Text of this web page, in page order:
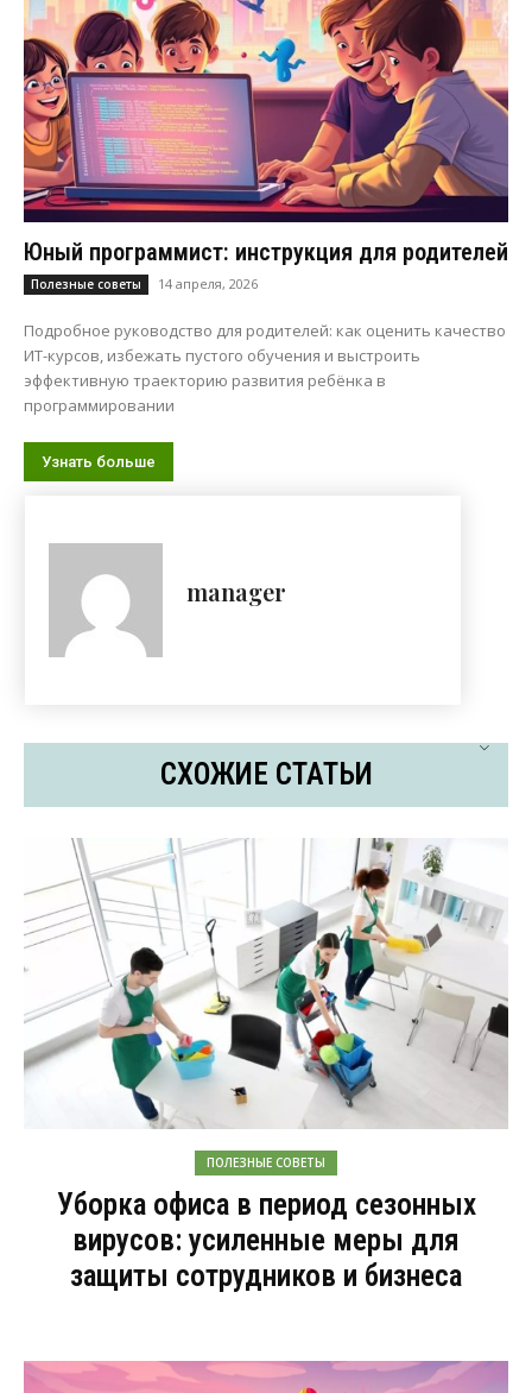
Юный программист: инструкция для родителей
Полезные советы 14 апреля, 2026
Подробное руководство для родителей: как оценить качество
ИТ-курсов, избежать пустого обучения и выстроить
эффективную траекторию развития ребёнка в
программировании
Узнать больше
manager
СХОЖИЕ СТАТЬИ
ПОЛЕЗНЫЕ СОВЕТЫ
Уборка офиса в период сезонных
вирусов: усиленные меры для
защиты сотрудников и бизнеса